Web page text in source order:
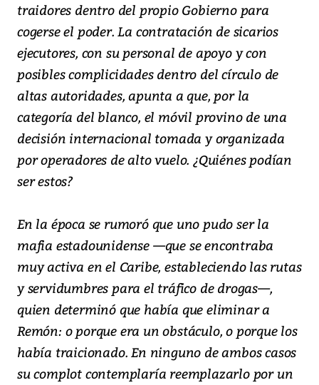
traidores dentro del propio Gobierno para
cogerse el poder. La contratación de sicarios
ejecutores, con su personal de apoyo y con
posibles complicidades dentro del círculo de
altas autoridades, apunta a que, por la
categoría del blanco, el móvil provino de una
decisión internacional tomada y organizada
por operadores de alto vuelo. ¿Quiénes podían
ser estos?
En la época se rumoró que uno pudo ser la
mafia estadounidense —que se encontraba
muy activa en el Caribe, estableciendo las rutas
y servidumbres para el tráfico de drogas—,
quien determinó que había que eliminar a
Remón: o porque era un obstáculo, o porque los
había traicionado. En ninguno de ambos casos
su complot contemplaría reemplazarlo por un